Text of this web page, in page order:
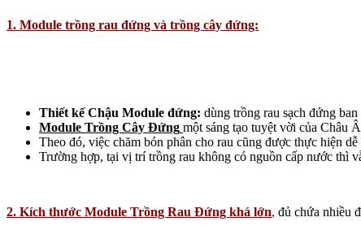
1. Module trồng rau đứng và trồng cây đứng:
Thiết kế Chậu Module đứng: dùng trồng rau sạch đứng
Module Trồng Cây Đứng một sáng tạo tuyệt vời của Châu
Theo đó, việc chăm bón phân cho rau cũng được thực hiện
Trường hợp, tại vị trí trồng rau không có nguồn cấp nước thì
2. Kích thước Module Trồng Rau Đứng khá lớn, đủ chứa nhiều